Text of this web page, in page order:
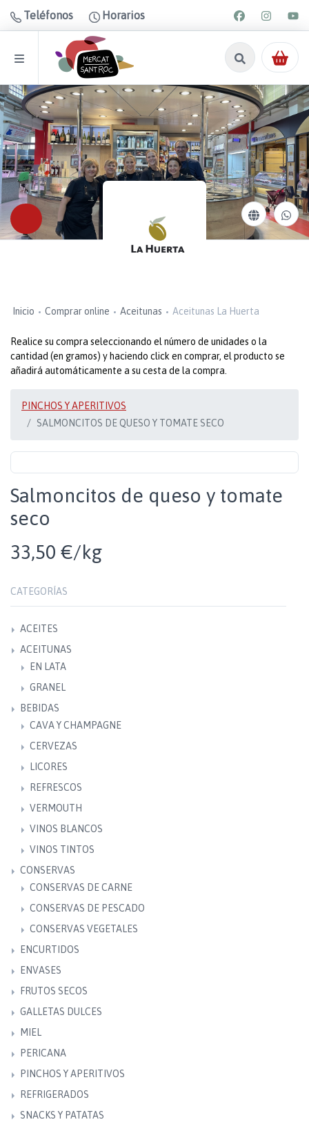
Teléfonos Horarios
Inicio Comprar online Aceitunas Aceitunas La Huerta
Realice su compra seleccionando el número de unidades o la
cantidad (en gramos) y haciendo click en comprar, el producto se
añadirá automáticamente a su cesta de la compra.
PINCHOS Y APERITIVOS
SALMONCITOS DE QUESO Y TOMATE SECO
Salmoncitos de queso y tomate
seco
33,50 €/kg
CATEGORÍAS
ACEITES
ACEITUNAS
EN LATA
GRANEL
BEBIDAS
CAVA Y CHAMPAGNE
CERVEZAS
LICORES
REFRESCOS
VERMOUTH
VINOS BLANCOS
VINOS TINTOS
CONSERVAS
CONSERVAS DE CARNE
CONSERVAS DE PESCADO
CONSERVAS VEGETALES
ENCURTIDOS
ENVASES
FRUTOS SECOS
GALLETAS DULCES
MIEL
PERICANA
PINCHOS Y APERITIVOS
REFRIGERADOS
SNACKS Y PATATAS